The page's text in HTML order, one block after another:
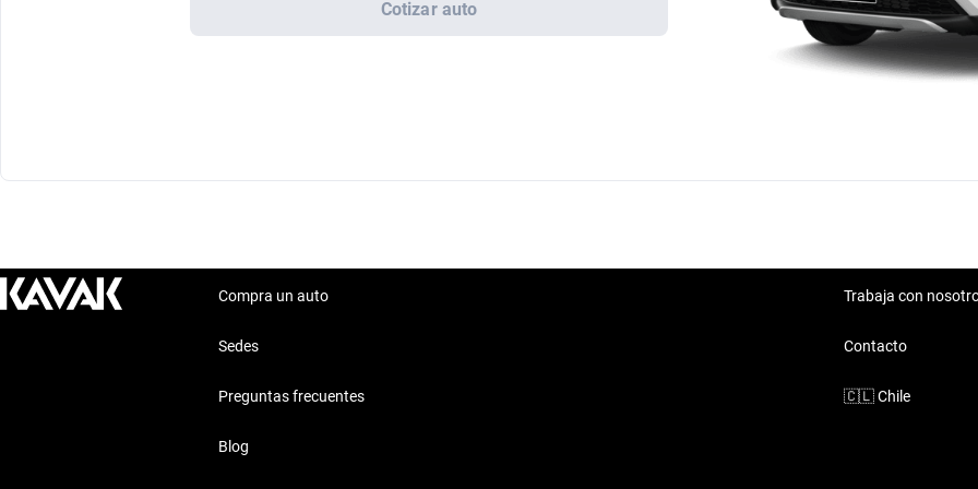
Cotizar auto
Compra un auto
Sedes
Preguntas frecuentes
Blog
Trabaja con
Contacto
🇨🇱Chile